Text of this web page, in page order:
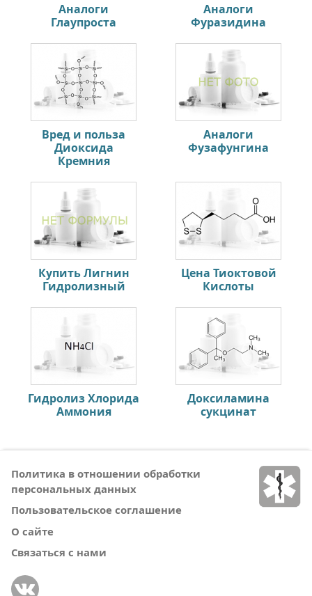
Аналоги
Глаупроста
Аналоги
Фуразидина
Вред и польза
Диоксида
Кремния
Аналоги
Фузафунгина
Купить Лигнин
Гидролизный
Цена Тиоктовой
Кислоты
Гидролиз Хлорида
Аммония
Доксиламина
сукцинат
Политика в отношении обработки
персональных данных
Пользовательское соглашение
О сайте
Связаться с нами